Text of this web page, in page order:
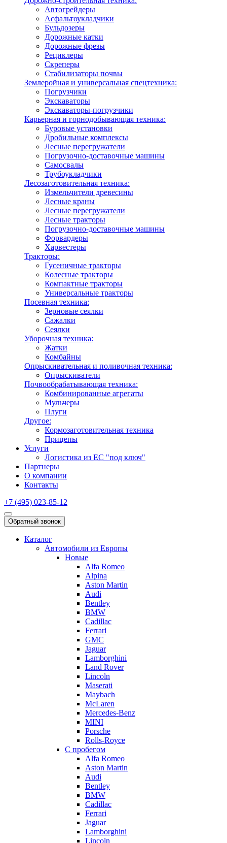
Автогрейдеры
Асфальтоукладчики
Бульдозеры
Дорожные катки
Дорожные фрезы
Рециклеры
Скреперы
Стабилизаторы почвы
Землеройная и универсальная спецтехника:
Погрузчики
Экскаваторы
Экскаваторы-погрузчики
Карьерная и горнодобывающая техника:
Буровые установки
Дробильные комплексы
Лесные перегружатели
Погрузочно-доставочные машины
Самосвалы
Трубоукладчики
Лесозаготовительная техника:
Измельчители древесины
Лесные краны
Лесные перегружатели
Лесные тракторы
Погрузочно-доставочные машины
Форвардеры
Харвестеры
Тракторы:
Гусеничные тракторы
Колесные тракторы
Компактные тракторы
Универсальные тракторы
Посевная техника:
Зерновые сеялки
Сажалки
Сеялки
Уборочная техника:
Жатки
Комбайны
Опрыскивательная и поливочная техника:
Опрыскиватели
Почвообрабатывающая техника:
Комбинированные агрегаты
Мульчеры
Плуги
Другое:
Кормозаготовительная техника
Прицепы
Услуги
Логистика из ЕС "под ключ"
Партнеры
О компании
Контакты
+7 (495) 023-85-12
Обратный звонок
Каталог
Автомобили из Европы
Новые
Alfa Romeo
Alpina
Aston Martin
Audi
Bentley
BMW
Cadillac
Ferrari
GMC
Jaguar
Lamborghini
Land Rover
Lincoln
Maserati
Maybach
McLaren
Mercedes-Benz
MINI
Porsche
Rolls-Royce
С пробегом
Alfa Romeo
Aston Martin
Audi
Bentley
BMW
Cadillac
Ferrari
Jaguar
Lamborghini
Lincoln